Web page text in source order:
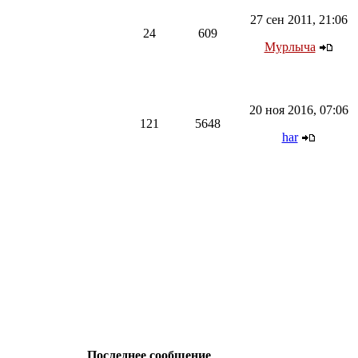
24 609
27 сен 2011, 21:06
Мурлыча
121 5648
20 ноя 2016, 07:06
har
Последнее сообщение